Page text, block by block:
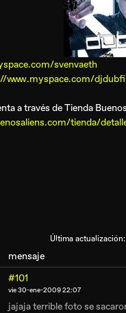
svenvaeth
www.myspace.com/
a través de Tienda
tienda/
Última
mensaje
#101
vie 30-ene-2009 22:07
jajaja terrible foto se